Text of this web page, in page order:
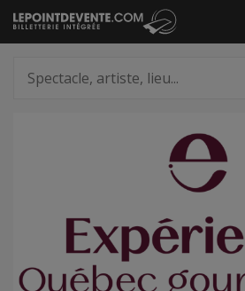
Passer
au
artiste,
lieu...